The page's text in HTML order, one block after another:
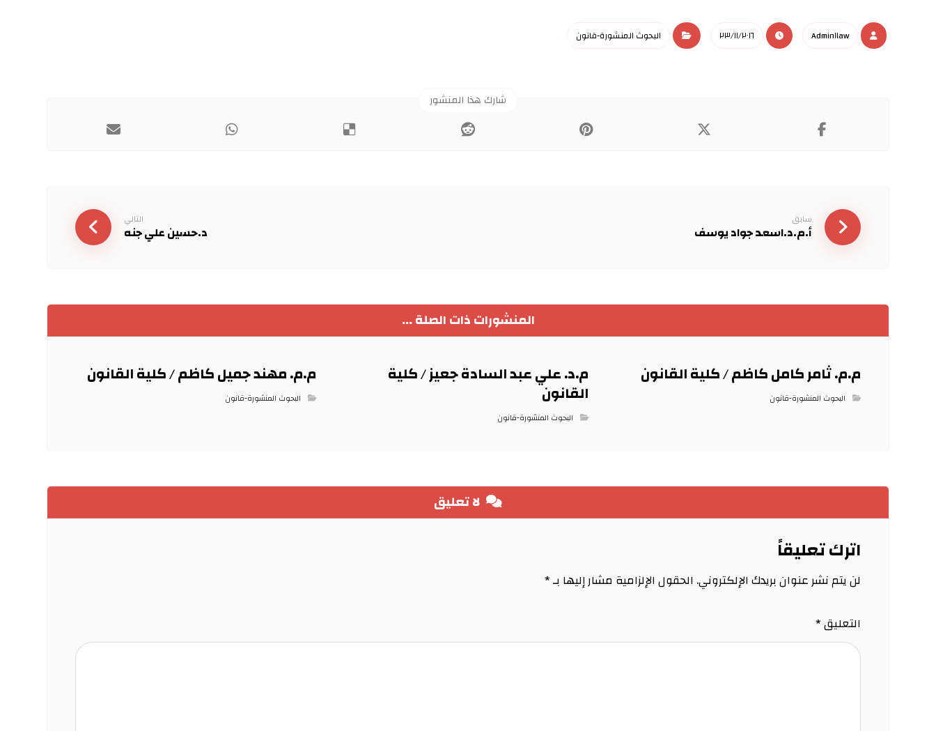
Admin١law ٢٣/١١/٢٠١٦ البحوث المنشورة-قانون
سابق
أ.م.د.اسعد جواد يوسف
التالي
د.حسين علي جنه
المنشورات ذات الصلة ...
م.م. ثامر كامل كاظم / كلية القانون
البحوث المنشورة-قانون
م.د. علي عبد السادة جعيز / كلية
القانون
البحوث المنشورة-قانون
م.م. مهند جميل كاظم / كلية القانون
البحوث المنشورة-قانون
لا تعليق
اترك تعليقاً
لن يتم نشر عنوان بريدك الإلكتروني. الحقول الإلزامية مشار إليها بـ*
التعليق*